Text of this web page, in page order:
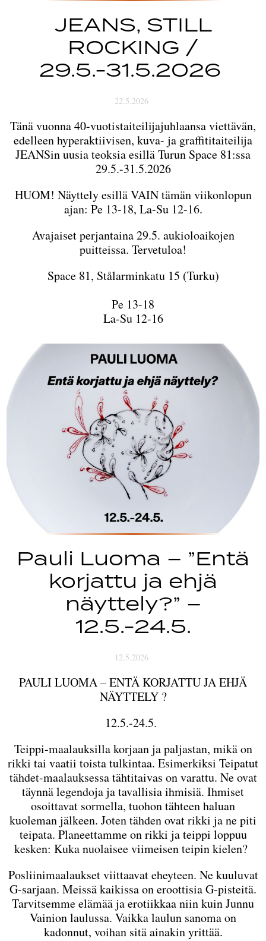
JEANS, STILL
ROCKING /
29.5.-31.5.2026
22.5.2026
Tänä vuonna 40-vuotistaiteilijajuhlaansa viettävän,
edelleen hyperaktiivisen, kuva- ja graffititaiteilija
JEANSin uusia teoksia esillä Turun Space 81:ssa
29.5.-31.5.2026
HUOM! Näyttely esillä VAIN tämän viikonlopun
ajan: Pe 13-18, La-Su 12-16.
Avajaiset perjantaina 29.5. aukioloaikojen
puitteissa. Tervetuloa!
Space 81, Stålarminkatu 15 (Turku)
Pe 13-18
La-Su 12-16
Pauli Luoma – ”Entä
korjattu ja ehjä
näyttely?” –
12.5.-24.5.
12.5.2026
PAULI LUOMA – ENTÄ KORJATTU JA EHJÄ
NÄYTTELY ?
12.5.-24.5.
Teippi-maalauksilla korjaan ja paljastan, mikä on
rikki tai vaatii toista tulkintaa. Esimerkiksi Teipatut
tähdet-maalauksessa tähtitaivas on varattu. Ne ovat
täynnä legendoja ja tavallisia ihmisiä. Ihmiset
osoittavat sormella, tuohon tähteen haluan
kuoleman jälkeen. Joten tähden ovat rikki ja ne piti
teipata. Planeettamme on rikki ja teippi loppuu
kesken: Kuka nuolaisee viimeisen teipin kielen?
Posliinimaalaukset viittaavat eheyteen. Ne kuuluvat
G-sarjaan. Meissä kaikissa on eroottisia G-pisteitä.
Tarvitsemme elämää ja erotiikkaa niin kuin Junnu
Vainion laulussa. Vaikka laulun sanoma on
kadonnut, voihan sitä ainakin yrittää.